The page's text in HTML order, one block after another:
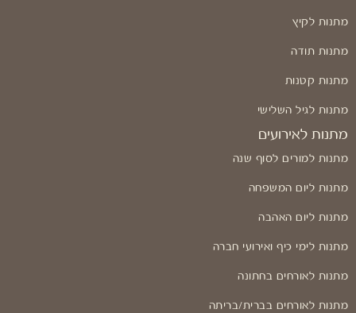
מתנות לקיץ
מתנות תודה
מתנות קטנות
מתנות לגיל השלישי
מתנות לאירועים
מתנות למורים לסוף שנה
מתנות ליום המשפחה
מתנות ליום האהבה
מתנות לימי כיף ואירועי חברה
מתנות לאורחים בחתונה
מתנות לאורחים בברית/בריתה